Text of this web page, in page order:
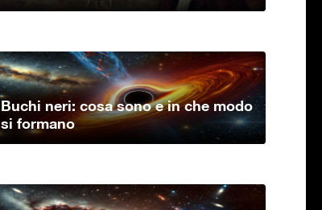
Buchi neri: cosa sono e in che modo
si formano